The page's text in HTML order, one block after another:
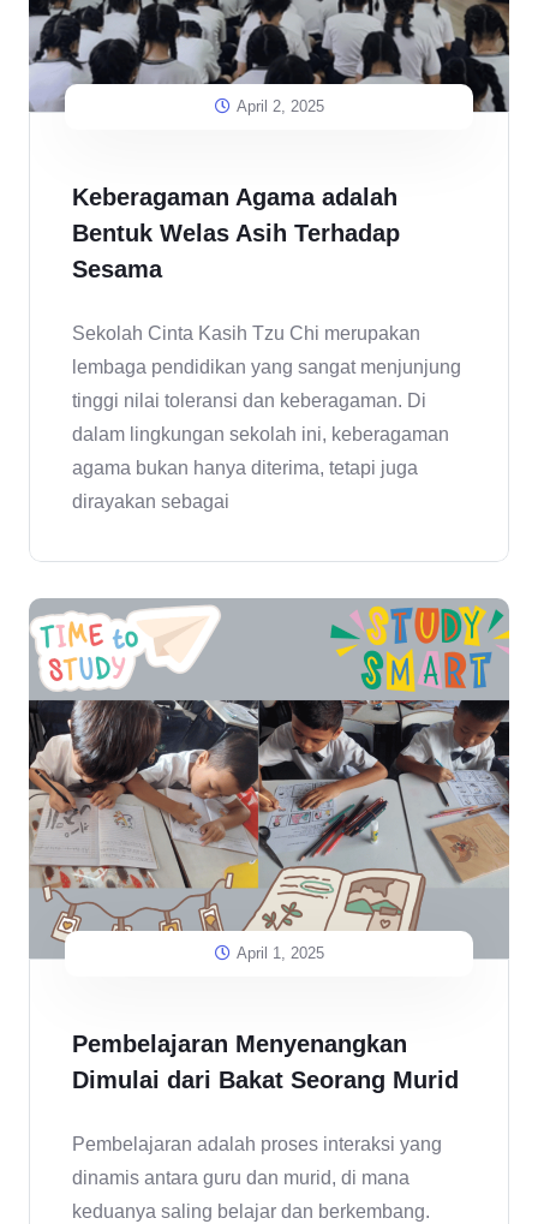
April 2, 2025
Keberagaman Agama adalah
Bentuk Welas Asih Terhadap
Sesama
Sekolah Cinta Kasih Tzu Chi merupakan
lembaga pendidikan yang sangat menjunjung
tinggi nilai toleransi dan keberagaman. Di
dalam lingkungan sekolah ini, keberagaman
agama bukan hanya diterima, tetapi juga
dirayakan sebagai
April 1, 2025
Pembelajaran Menyenangkan
Dimulai dari Bakat Seorang Murid
Pembelajaran adalah proses interaksi yang
dinamis antara guru dan murid, di mana
keduanya saling belajar dan berkembang.